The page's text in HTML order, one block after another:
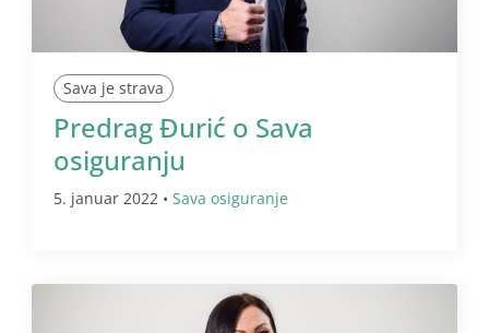
Sava je strava
Predrag Đurić o Sava
osiguranju
5. januar 2022 • Sava osiguranje